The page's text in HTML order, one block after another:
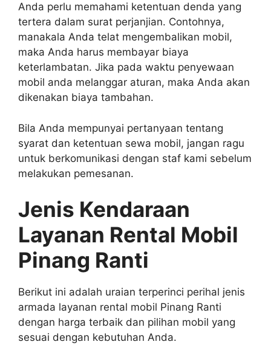
Anda perlu memahami ketentuan denda yang
tertera dalam surat perjanjian. Contohnya,
manakala Anda telat mengembalikan mobil,
maka Anda harus membayar biaya
keterlambatan. Jika pada waktu penyewaan
mobil anda melanggar aturan, maka Anda akan
dikenakan biaya tambahan.
Bila Anda mempunyai pertanyaan tentang
syarat dan ketentuan sewa mobil, jangan ragu
untuk berkomunikasi dengan staf kami sebelum
melakukan pemesanan.
Jenis Kendaraan
Layanan Rental Mobil
Pinang Ranti
Berikut ini adalah uraian terperinci perihal jenis
armada layanan rental mobil Pinang Ranti
dengan harga terbaik dan pilihan mobil yang
sesuai dengan kebutuhan Anda.